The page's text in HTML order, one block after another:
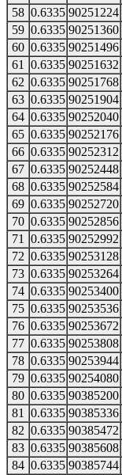
58 0.6335 90251224
59 0.6335 90251360
60 0.6335 90251496
61
0.6335 90251632
62 0.6335 90251768
63 0.6335 90251904
64 0.6335 90252040
65 0.6335 90252176
66 0.6335 90252312
67 0.6335 90252448
68 0.6335 90252584
69 0.6335 90252720
70 0.6335 90252856
71
0.6335 90252992
72 0.6335 90253128
73 0.6335 90253264
74 0.6335 90253400
75 0.6335 90253536
76 0.6335 90253672
77 0.6335 90253808
78 0.6335 90253944
79 0.6335 90254080
80 0.6335 90385200
81
0.6335 90385336
82 0.6335 90385472
83 0.6335 90385608
84 0.6335 90385744